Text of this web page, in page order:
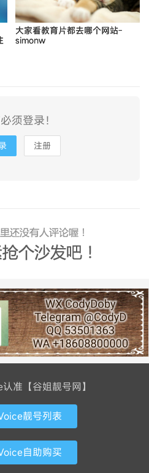
大家看教育片都去哪个网站-
simonw
须登录！
注册
准【谷姐靓号网】
靓号列表
自助购买